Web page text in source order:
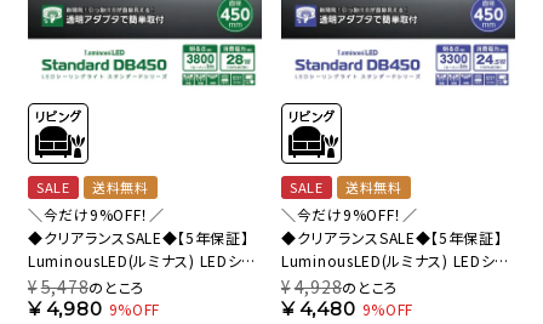
SALE 送料無料
＼今だけ9%OFF！／
◆クリアランスSALE◆【5年保証】
LuminousLED(ルミナス) LEDシー
リングライト ～8畳用 調光調色モ
デル DB45-A08DS 【SH】
¥5,478のところ
¥4,980 9%OFF
SALE 送料無料
＼今だけ9%OFF！／
◆クリアランスSALE◆【5年保証】
LuminousLED(ルミナス) LEDシー
リングライト ～6畳用 調光調色モ
デル DB45-A06DS 【SH】
¥4,928のところ
¥4,480 9%OFF